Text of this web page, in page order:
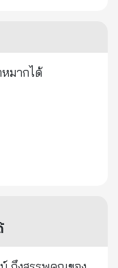
กวัน ๆ เลยมา
เฉพาะเจ้ากรรม
ชื่อเรื่องเวรเรื่อง
งสหประชาชาติ
on Food
ำหนดค่าความ
ต่อคนและสัตว์น้อย
มีข้อกำหนดการใช้
รใช้ และอัตราส่วน
รับกรดเบนโซอิก
รือแช่เยือกแข็ง
ารประเภทเส้น
มากได้